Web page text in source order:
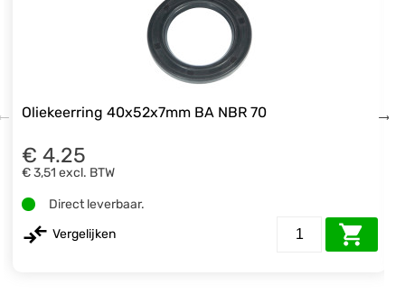
Oliekeerring 40x52x7mm BA NBR 70
€ 4.25
€ 3,51 excl. BTW
Direct leverbaar.
Vergelijken